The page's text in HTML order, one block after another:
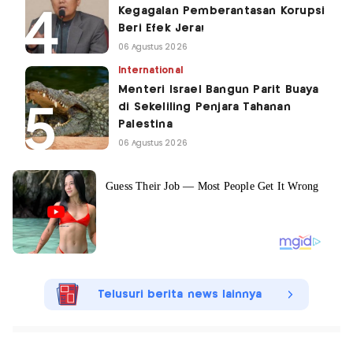
Kegagalan Pemberantasan Korupsi
Beri Efek Jera!
06 Agustus 2026
International
Menteri Israel Bangun Parit Buaya
di Sekeliling Penjara Tahanan
Palestina
06 Agustus 2026
Telusuri berita news lainnya